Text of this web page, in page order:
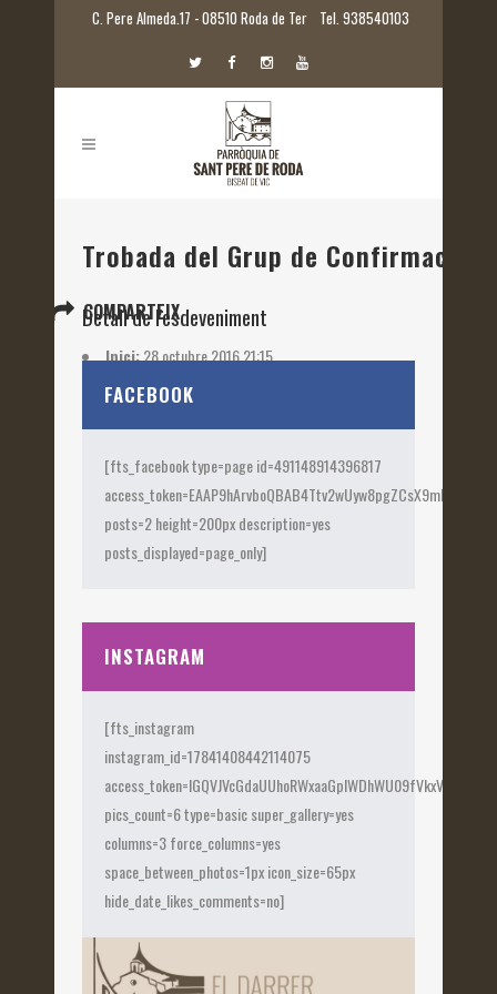
C. Pere Almeda.17 - 08510 Roda de Ter Tel. 938540103
Trobada del Grup de Confirmació
Detall de l'esdeveniment
Inici:28 octubre 2016 21:15
Etiquetes:2016
COMPARTEIX
FACEBOOK
[fts_facebook type=page id=491148914396817
posts=2 height=200px description=yes
posts_displayed=page_only]
INSTAGRAM
[fts_instagram
instagram_id=17841408442114075
pics_count=6 type=basic super_gallery=yes
columns=3 force_columns=yes
space_between_photos=1px icon_size=65px
hide_date_likes_comments=no]